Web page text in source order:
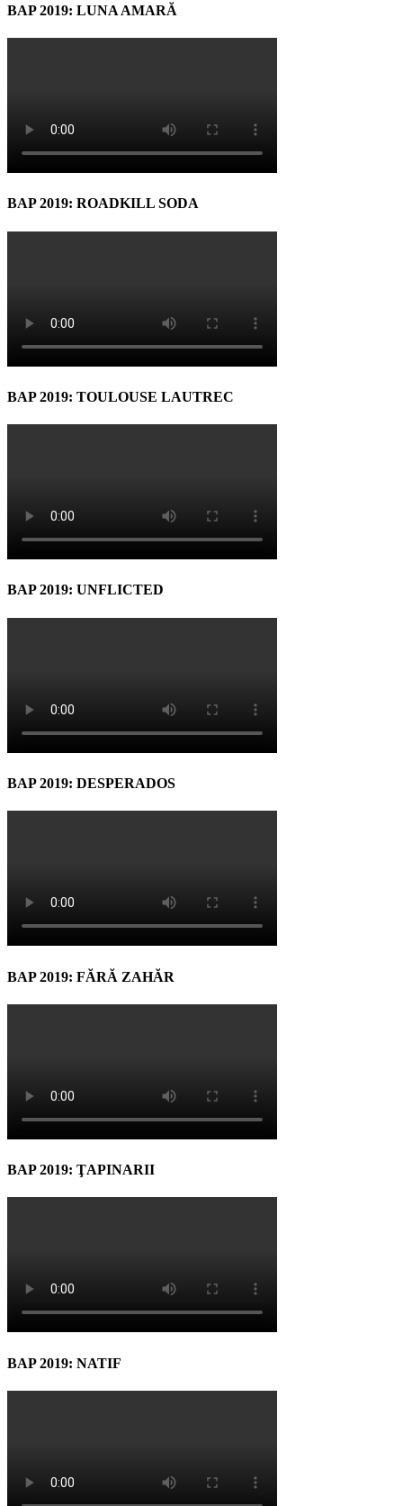
BAP 2019: LUNA AMARĂ
BAP 2019: ROADKILL SODA
BAP 2019: TOULOUSE LAUTREC
BAP 2019: UNFLICTED
BAP 2019: DESPERADOS
BAP 2019: FĂRĂ ZAHĂR
BAP 2019: ŢAPINARII
BAP 2019: NATIF